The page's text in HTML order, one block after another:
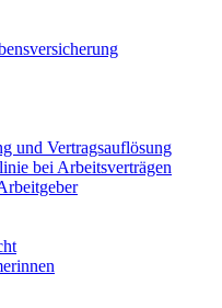
und Vertragsauflösung
bei Arbeitsverträgen